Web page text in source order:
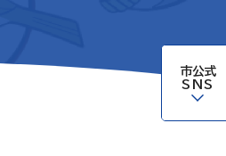
市公式
SNS